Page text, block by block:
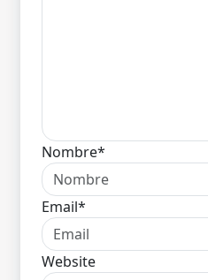
Nombre*
Email*
Website